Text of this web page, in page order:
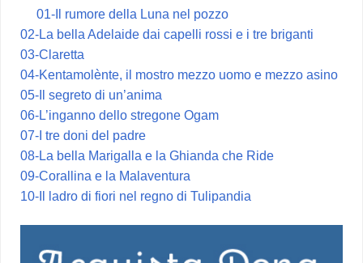
01-Il rumore della Luna nel pozzo
02-La bella Adelaide dai capelli rossi e i tre briganti
03-Claretta
04-Kentamolènte, il mostro mezzo uomo e mezzo asino
05-Il segreto di un’anima
06-L’inganno dello stregone Ogam
07-I tre doni del padre
08-La bella Marigalla e la Ghianda che Ride
09-Corallina e la Malaventura
10-Il ladro di fiori nel regno di Tulipandia